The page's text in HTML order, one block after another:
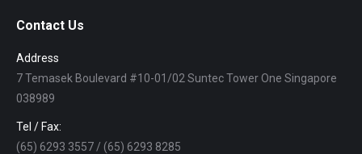
Contact Us
Address
7 Temasek Boulevard #10-01/02 Suntec Tower One Singapore
038989
Tel / Fax:
(65) 6293 3557 / (65) 6293 8285